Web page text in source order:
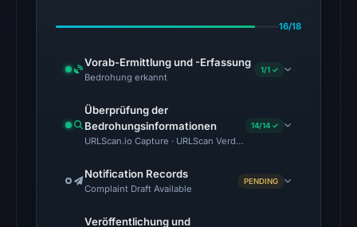
cloaking
(HTTP
on
Aug
7,
2026
at
16/18
Vorab-Ermittlung und -Erfassung
Bedrohung erkannt
1/1 ✓
Überprüfung der
Bedrohungsinformationen
URLScan.io Capture · URLScan Verdict · Cloudflare Radar
14/14 ✓
Notification Records
Complaint Draft Available
PENDING
Veröffentlichung und